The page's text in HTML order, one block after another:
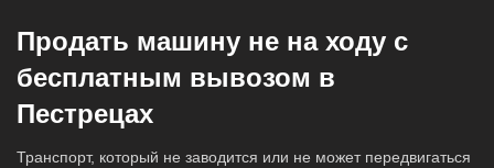
Продать машину не на ходу с
бесплатным вывозом в
Пестрецах
Транспорт, который не заводится или не может передвигаться